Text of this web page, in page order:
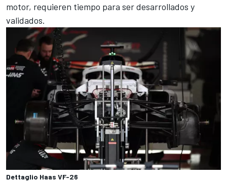
motor, requieren tiempo para ser desarrollados y
validados.
Dettaglio Haas VF-26